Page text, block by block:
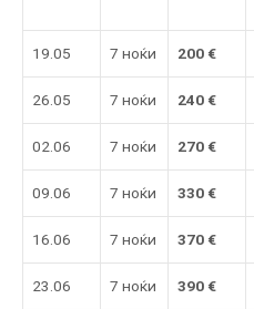
19.05 7 ноќи 200 €
26.05 7 ноќи 240 €
02.06 7 ноќи 270 €
09.06 7 ноќи 330 €
16.06 7 ноќи 370 €
23.06 7 ноќи 390 €